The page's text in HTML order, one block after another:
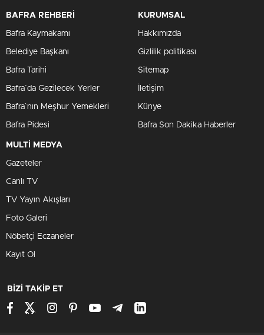
BAFRA REHBERİ
Bafra Kaymakamı
Belediye Başkanı
Bafra Tarihi
Bafra`da Gezilecek Yerler
Bafra`nın Meşhur Yemekleri
Bafra Pidesi
KURUMSAL
Hakkımızda
Gizlilik politikası
Sitemap
İletişim
Künye
Bafra Son Dakika Haberler
MULTİ MEDYA
Gazeteler
Canlı TV
TV Yayın Akışları
Foto Galeri
Nöbetçi Eczaneler
Kayıt Ol
BİZİ TAKİP ET